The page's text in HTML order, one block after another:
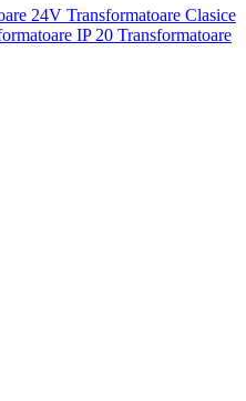
24V Transformatoare Clasice
IP 20 Transformatoare